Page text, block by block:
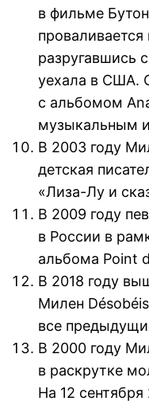
в фильме
проваливается
разругавшись
уехала в США.
с альбомом
музыкальным
В 2003 году
детская
«Лиза-Лу и
В 2009 году
в России в
альбома Point
В 2018 году
Милен
все
В 2000 году
в раскрутке
На 12 сентября